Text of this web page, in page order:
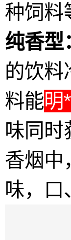
种饲料
纯香型
的饮料
料能明
味同时
香烟中
味，口